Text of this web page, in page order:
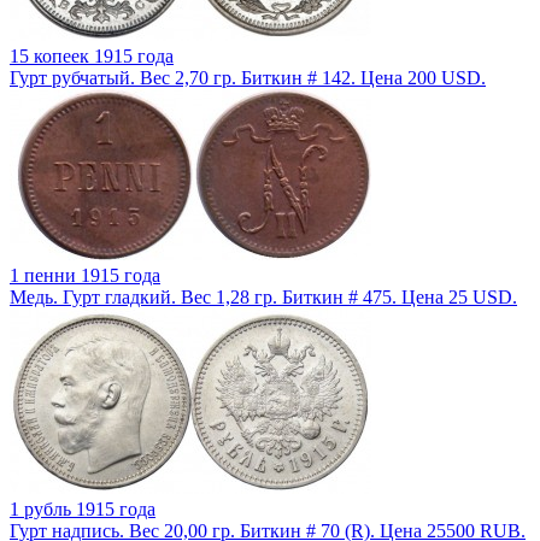
15 копеек 1915 года
Гурт рубчатый. Вес 2,70 гр. Биткин # 142. Цена 200 USD.
1 пенни 1915 года
Медь. Гурт гладкий. Вес 1,28 гр. Биткин # 475. Цена 25 USD.
1 рубль 1915 года
Гурт надпись. Вес 20,00 гр. Биткин # 70 (R). Цена 25500 RUB.